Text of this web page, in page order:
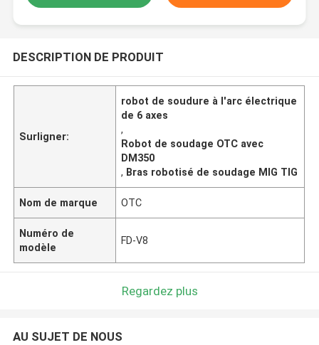
DESCRIPTION DE PRODUIT
Surligner:
robot de soudure à l'arc électrique
de 6 axes
,
Robot de soudage OTC avec
DM350
, Bras robotisé de soudage MIG TIG
Nom de marque OTC
Numéro de
modèle
FD-V8
Regardez plus
AU SUJET DE NOUS